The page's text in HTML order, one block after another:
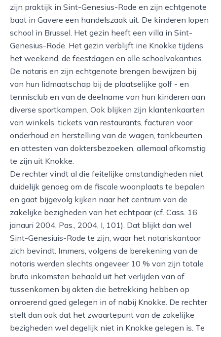
zijn praktijk in Sint-Genesius-Rode en zijn echtgenote
baat in Gavere een handelszaak uit. De kinderen lopen
school in Brussel. Het gezin heeft een villa in Sint-
Genesius-Rode. Het gezin verblijft ine Knokke tijdens
het weekend, de feestdagen en alle schoolvakanties.
De notaris en zijn echtgenote brengen bewijzen bij
van hun lidmaatschap bij de plaatselijke golf - en
tennisclub en van de deelname van hun kinderen aan
diverse sportkampen. Ook blijken zijn klantenkaarten
van winkels, tickets van restaurants, facturen voor
onderhoud en herstelling van de wagen, tankbeurten
en attesten van doktersbezoeken, allemaal afkomstig
te zijn uit Knokke.
De rechter vindt al die feitelijke omstandigheden niet
duidelijk genoeg om de fiscale woonplaats te bepalen
en gaat bijgevolg kijken naar het centrum van de
zakelijke bezigheden van het echtpaar (cf. Cass. 16
janauri 2004, Pas., 2004, I, 101). Dat blijkt dan wel
Sint-Genesiuis-Rode te zijn, waar het notariskantoor
zich bevindt. Immers, volgens de berekening van de
notaris werden slechts ongeveer 10 % van zijn totale
bruto inkomsten behaald uit het verlijden van of
tussenkomen bij akten die betrekking hebben op
onroerend goed gelegen in of nabij Knokke. De rechter
stelt dan ook dat het zwaartepunt van de zakelijke
bezigheden wel degelijk niet in Knokke gelegen is. Te